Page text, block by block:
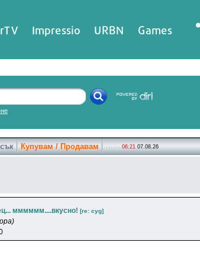
Impressio URBN Games
Купувам / Продавам 06:21 07.08.26
мммммм....вкусно! [re: cyg]